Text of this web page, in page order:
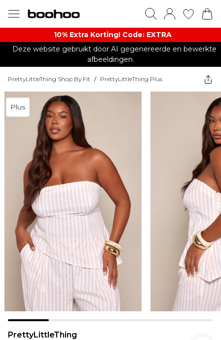
10% Extra Korting! Code: EXTRA​
Deze website gebruikt door AI gegenereerde en bewerkte
afbeeldingen.
PrettyLittleThing Shop By Fit / PrettyLittleThing Plus
Plus
PrettyLittleThing